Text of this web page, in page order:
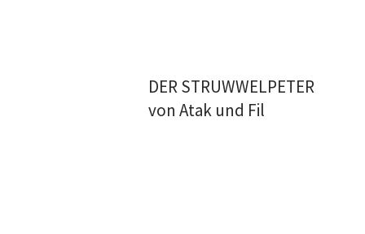
DER STRUWWELPETER
von Atak und Fil